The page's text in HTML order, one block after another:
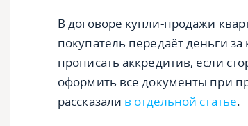
В договоре купли-продажи
покупатель передаёт деньги
прописать аккредитив, если
оформить все документы при
рассказали в отдельной статье.